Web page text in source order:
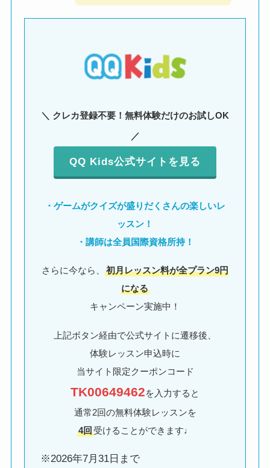
＼ クレカ登録不要！無料体験だけのお試しOK
／
QQ Kids公式サイトを見る
・ゲームがクイズが盛りだくさんの楽しいレ
ッスン！
・講師は全員国際資格所持！
さらに今なら、
初月レッスン料が全プラン9円
になる
キャンペーン実施中！
上記ボタン経由で公式サイトに遷移後、
体験レッスン申込時に
当サイト限定クーポンコード
TK00649462を入力すると
通常2回の無料体験レッスンを
4回受けることができます♩
※2026年7月31日まで